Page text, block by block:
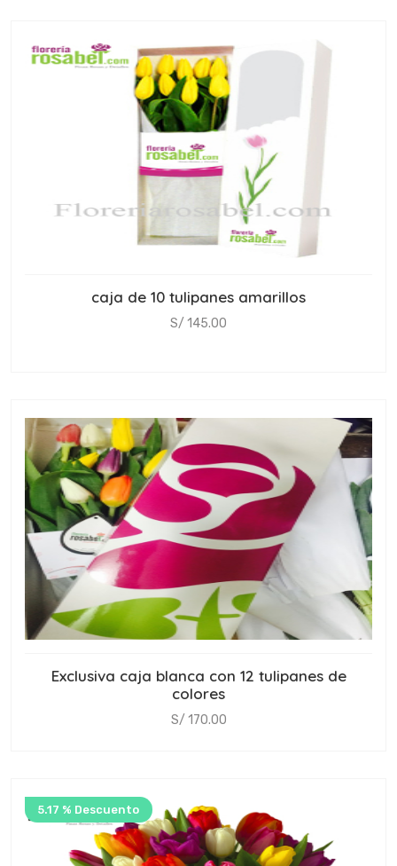
caja de 10 tulipanes amarillos
S/ 145.00
Exclusiva caja blanca con 12 tulipanes de
colores
S/ 170.00
5.17 % Descuento